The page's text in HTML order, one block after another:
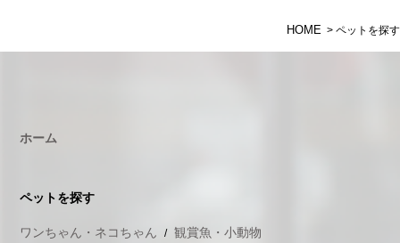
HOME > ペットを探す
ホーム
ペットを探す
ワンちゃん・ネコちゃん 観賞魚・小動物